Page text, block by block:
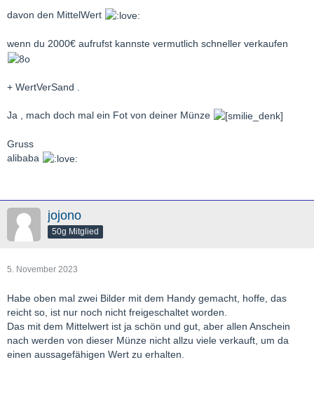
davon den MittelWert
wenn du 2000€ aufrufst kannste vermutlich schneller verkaufen
+ WertVerSand .
Ja , mach doch mal ein Fot von deiner Münze
Gruss
alibaba
jojono
50g Mitglied
5. November 2023
Habe oben mal zwei Bilder mit dem Handy gemacht, hoffe, das
reicht so, ist nur noch nicht freigeschaltet worden.
Das mit dem Mittelwert ist ja schön und gut, aber allen Anschein
nach werden von dieser Münze nicht allzu viele verkauft, um da
einen aussagefähigen Wert zu erhalten.